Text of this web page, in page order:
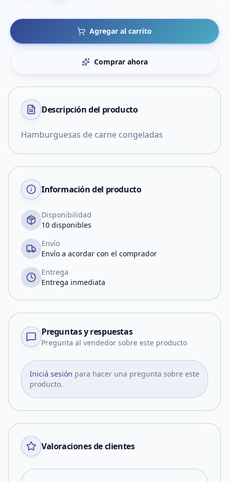
Agregar al carrito
Comprar ahora
Descripción del producto
Hamburguesas de carne congeladas
Información del producto
Disponibilidad
10 disponibles
Envío
Envío a acordar con el comprador
Entrega
Entrega inmediata
Preguntas y respuestas
Pregunta al vendedor sobre este producto
Iniciá sesión para hacer una pregunta sobre este
producto.
Valoraciones de clientes